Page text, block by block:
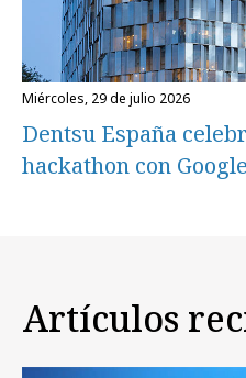
miércoles, 29 de julio 2026
Dentsu España
hackathon con
Artículos